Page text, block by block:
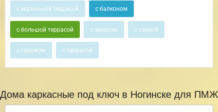
с маленькой террасой с балконом
с большой террасой с эркером с сауной
с гаражом с террасой
Дома каркасные под ключ в Ногинске для ПМЖ